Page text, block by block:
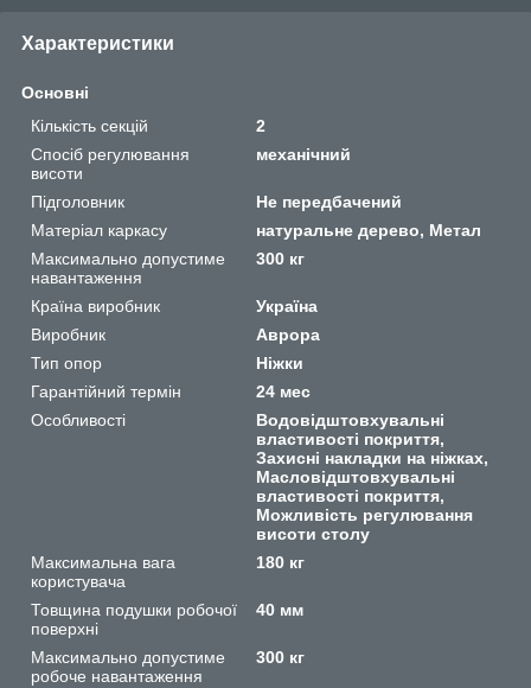
Характеристики
Основні
Кількість секцій
2
Спосіб регулювання
висоти
механічний
Підголовник
Не передбачений
Матеріал каркасу
натуральне дерево, Метал
Максимально допустиме
навантаження
300 кг
Країна виробник
Україна
Виробник
Аврора
Тип опор
Ніжки
Гарантійний термін
24 мес
Особливості
Водовідштовхувальні
властивості покриття,
Захисні накладки на ніжках,
Масловідштовхувальні
властивості покриття,
Можливість регулювання
висоти столу
Максимальна вага
користувача
180 кг
Товщина подушки робочої
поверхні
40 мм
Максимально допустиме
робоче навантаження
300 кг